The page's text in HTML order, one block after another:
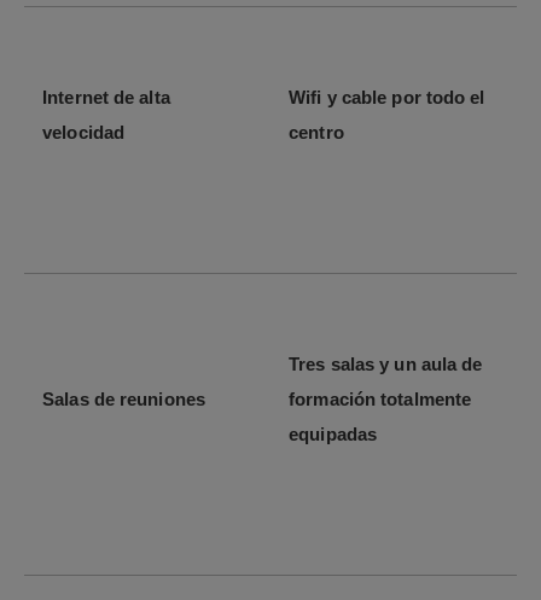
Internet de alta
velocidad
Wifi y cable por todo el
centro
Salas de reuniones
Tres salas y un aula de
formación totalmente
equipadas